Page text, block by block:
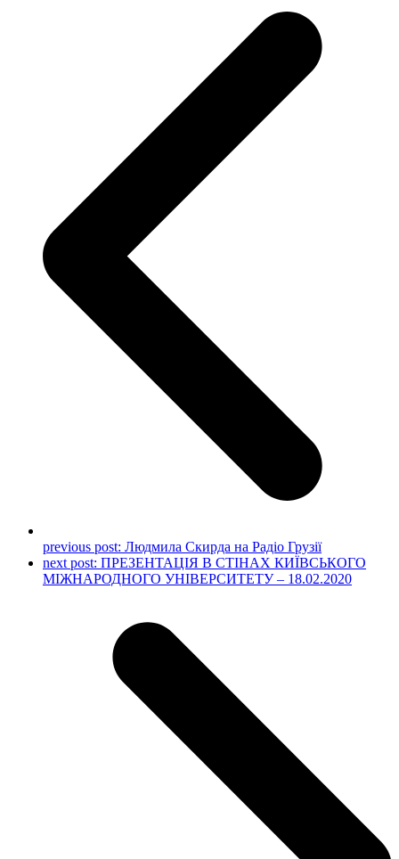
previous post: Людмила Скирда на Радіо Грузії
next post: ПРЕЗЕНТАЦІЯ В СТІНАХ КИЇВСЬКОГО
МІЖНАРОДНОГО УНІВЕРСИТЕТУ – 18.02.2020